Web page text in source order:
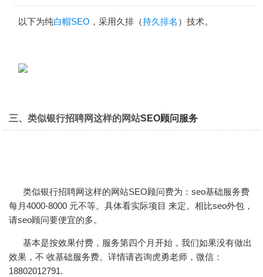
以下为纯白帽SEO ，采用久排（持久排名 ）技术。
三、类似银行招聘网这样的网站SEO顾问服务
类似银行招聘网这样的网站SEO顾问费为：seo基础服务费
每月4000-8000 元不等。具体看实际项目 来定。相比seo外包，
请seo顾问要便宜的多。
基本是按效果付费，服务第四个月开始，我们如果没有做出
效果，不 收基础服务费。详情请咨询虎勇老师，微信：
18802012791.